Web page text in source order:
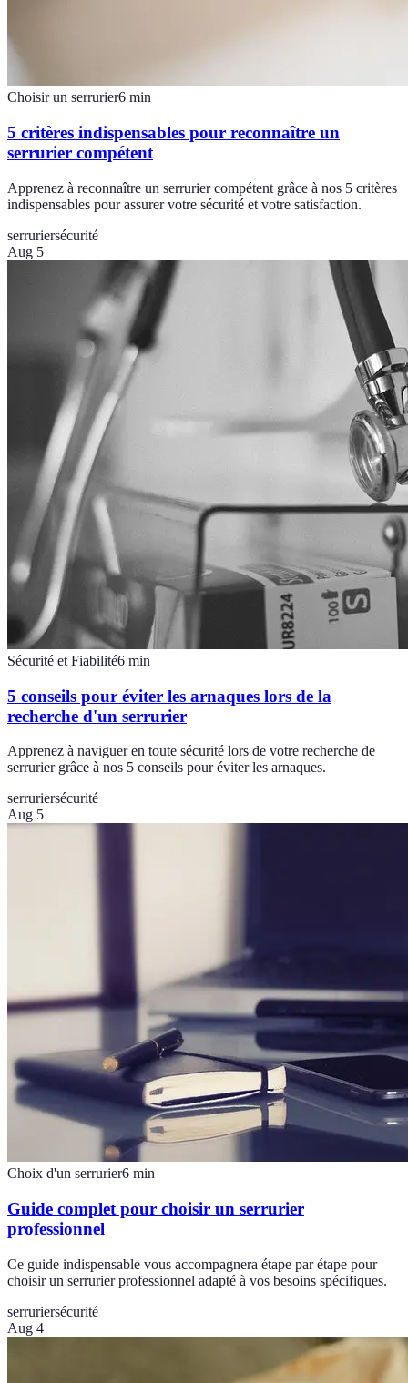
Choisir un serrurier6 min
5 critères indispensables pour reconnaître un
serrurier compétent
Apprenez à reconnaître un serrurier compétent grâce à nos 5 critères
indispensables pour assurer votre sécurité et votre satisfaction.
serruriersécurité
Aug 5
Sécurité et Fiabilité6 min
5 conseils pour éviter les arnaques lors de la
recherche d'un serrurier
Apprenez à naviguer en toute sécurité lors de votre recherche de
serrurier grâce à nos 5 conseils pour éviter les arnaques.
serruriersécurité
Aug 5
Choix d'un serrurier6 min
Guide complet pour choisir un serrurier
professionnel
Ce guide indispensable vous accompagnera étape par étape pour
choisir un serrurier professionnel adapté à vos besoins spécifiques.
serruriersécurité
Aug 4